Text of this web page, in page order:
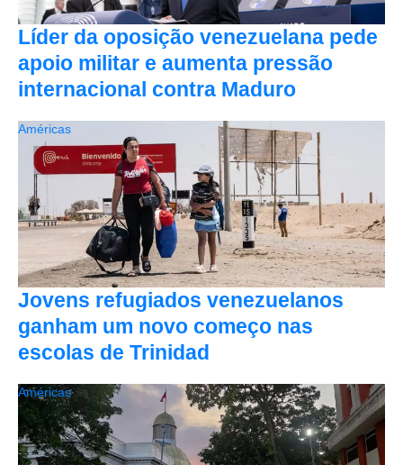
Líder da oposição venezuelana pede
apoio militar e aumenta pressão
internacional contra Maduro
Jovens refugiados venezuelanos
ganham um novo começo nas
escolas de Trinidad
Américas
Américas